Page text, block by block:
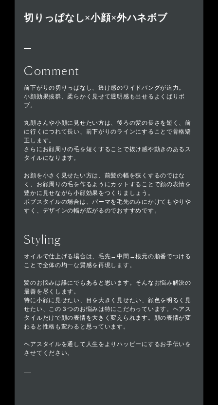
切りっぱなし×小顔×外ハネボブ
Comment
前下がりの切りっぱなし、透け感のワイドバングが迫力。
小顔効果抜群、柔らかく見せて透明感も出せるよくばりボ
ブ。
丸顔さんや小顔に見せたい方は、後ろの髪の長さを短く、前
に行くにつれて長い、前下がりのラインにすることで骨格矯
正します。
さらにお顔周りの毛を短くすることで抜け感や動きのあるス
タイルになります。
お顔を小さく見せたい方は、前髪の幅を狭くするのではな
く、お顔周りの毛を作るようにカットすることで顔の表情を
豊かに見せながら小顔効果をつくりましょう。
ボブスタイルの場合は、パーマを毛先のみにかけてもやりや
すく、デザインの幅が広がるのでおすすめです。
Styling
オイルで仕上げる場合は、毛先→中間→根元の順番でつける
ことで全体の均一な質感を再現します。
髪のお悩みは誰にでもあると思います。そんなお悩み解決の
最善を尽くします。
特に小顔に見せたい、目を大きく見せたい、顔色を明るく見
せたい、この３つのお悩みは特にこだわっています。ヘアス
タイルだけで顔の表情を大きく変えられます。顔の表情が変
わると性格も変わると思っています。
ヘアスタイルを通して人生をよりハッピーにするお手伝いを
させてください。